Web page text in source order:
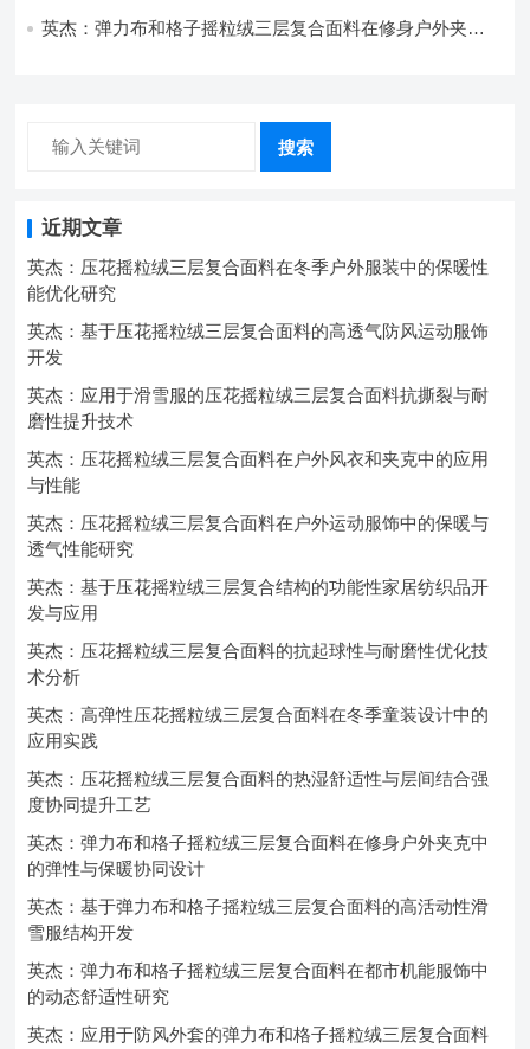
英杰：弹力布和格子摇粒绒三层复合面料在修身户外夹克
搜索
近期文章
英杰：压花摇粒绒三层复合面料在冬季户外服装中的保暖性
能优化研究
英杰：基于压花摇粒绒三层复合面料的高透气防风运动服饰
开发
英杰：应用于滑雪服的压花摇粒绒三层复合面料抗撕裂与耐
磨性提升技术
英杰：压花摇粒绒三层复合面料在户外风衣和夹克中的应用
与性能
英杰：压花摇粒绒三层复合面料在户外运动服饰中的保暖与
透气性能研究
英杰：基于压花摇粒绒三层复合结构的功能性家居纺织品开
发与应用
英杰：压花摇粒绒三层复合面料的抗起球性与耐磨性优化技
术分析
英杰：高弹性压花摇粒绒三层复合面料在冬季童装设计中的
应用实践
英杰：压花摇粒绒三层复合面料的热湿舒适性与层间结合强
度协同提升工艺
英杰：弹力布和格子摇粒绒三层复合面料在修身户外夹克中
的弹性与保暖协同设计
英杰：基于弹力布和格子摇粒绒三层复合面料的高活动性滑
雪服结构开发
英杰：弹力布和格子摇粒绒三层复合面料在都市机能服饰中
的动态舒适性研究
英杰：应用于防风外套的弹力布和格子摇粒绒三层复合面料